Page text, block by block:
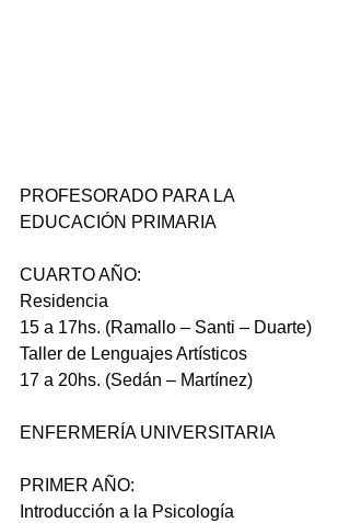
PROFESORADO PARA LA
EDUCACIÓN PRIMARIA
CUARTO AÑO:
Residencia
15 a 17hs. (Ramallo – Santi – Duarte)
Taller de Lenguajes Artísticos
17 a 20hs. (Sedán – Martínez)
ENFERMERÍA UNIVERSITARIA
PRIMER AÑO:
Introducción a la Psicología